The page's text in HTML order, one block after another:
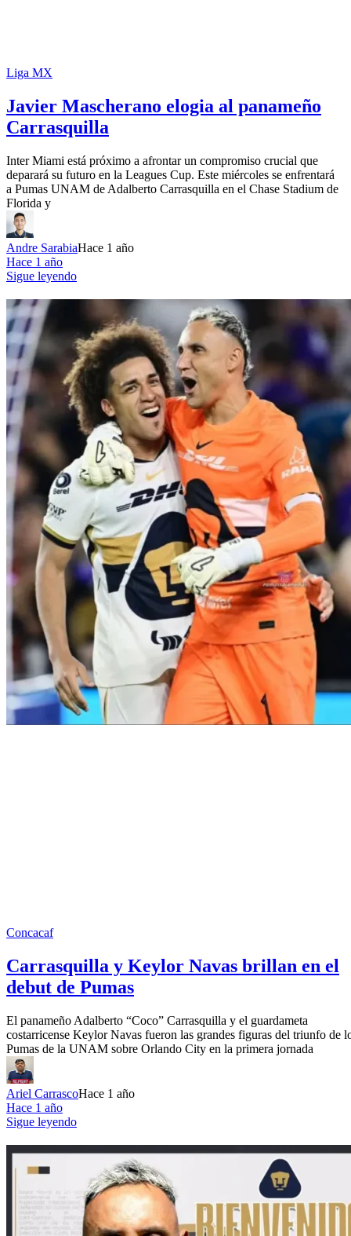
Liga MX
Javier Mascherano elogia al panameño
Carrasquilla
Inter Miami está próximo a afrontar un compromiso crucial que
deparará su futuro en la Leagues Cup. Este miércoles se enfrentará
a Pumas UNAM de Adalberto Carrasquilla en el Chase Stadium de
Florida y
Andre SarabiaHace 1 año
Hace 1 año
Sigue leyendo
Concacaf
Carrasquilla y Keylor Navas brillan en el
debut de Pumas
El panameño Adalberto “Coco” Carrasquilla y el guardameta
costarricense Keylor Navas fueron las grandes figuras del triunfo de
Pumas de la UNAM sobre Orlando City en la primera jornada
Ariel CarrascoHace 1 año
Hace 1 año
Sigue leyendo